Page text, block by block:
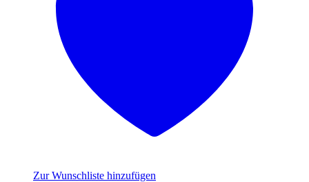
Zur Wunschliste hinzufügen